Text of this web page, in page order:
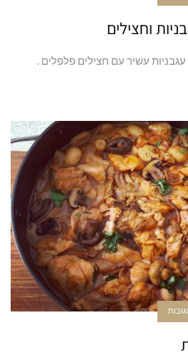
וחצילים
עשיר עם חצילים פלפלים .